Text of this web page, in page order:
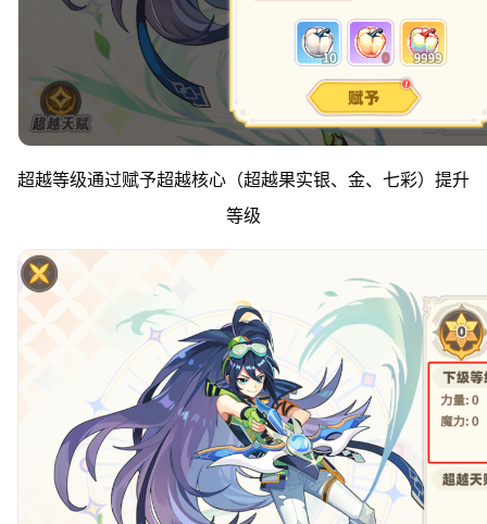
超越等级通过赋予超越核心（超越果实银、金、七彩）提升
等级